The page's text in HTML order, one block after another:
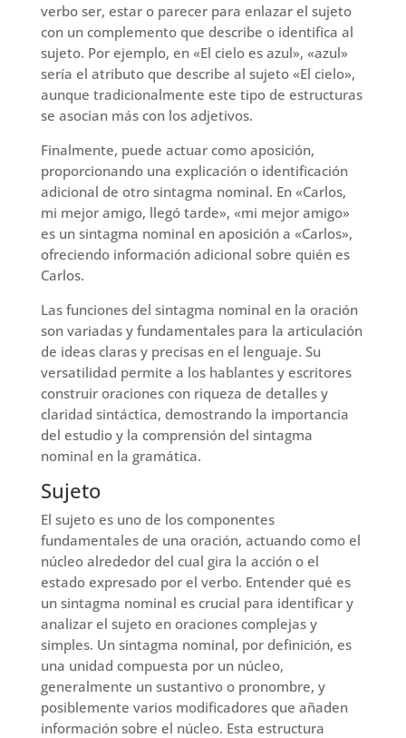
verbo ser, estar o parecer para enlazar el sujeto
con un complemento que describe o identifica al
sujeto. Por ejemplo, en «El cielo es azul», «azul»
sería el atributo que describe al sujeto «El cielo»,
aunque tradicionalmente este tipo de estructuras
se asocian más con los adjetivos.
Finalmente, puede actuar como aposición,
proporcionando una explicación o identificación
adicional de otro sintagma nominal. En «Carlos,
mi mejor amigo, llegó tarde», «mi mejor amigo»
es un sintagma nominal en aposición a «Carlos»,
ofreciendo información adicional sobre quién es
Carlos.
Las funciones del sintagma nominal en la oración
son variadas y fundamentales para la articulación
de ideas claras y precisas en el lenguaje. Su
versatilidad permite a los hablantes y escritores
construir oraciones con riqueza de detalles y
claridad sintáctica, demostrando la importancia
del estudio y la comprensión del sintagma
nominal en la gramática.
Sujeto
El sujeto es uno de los componentes
fundamentales de una oración, actuando como el
núcleo alrededor del cual gira la acción o el
estado expresado por el verbo. Entender qué es
un sintagma nominal es crucial para identificar y
analizar el sujeto en oraciones complejas y
simples. Un sintagma nominal, por definición, es
una unidad compuesta por un núcleo,
generalmente un sustantivo o pronombre, y
posiblemente varios modificadores que añaden
información sobre el núcleo. Esta estructura